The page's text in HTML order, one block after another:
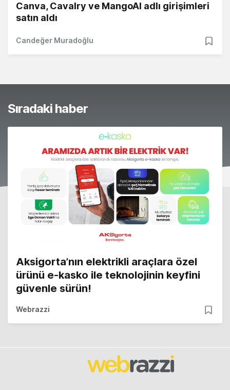
Canva, Cavalry ve MangoAI adlı girişimleri
satın aldı
Candeğer Muradoğlu
Sıradaki haber
Aksigorta’nın elektrikli araçlara özel
ürünü e-kasko ile teknolojinin keyfini
güvenle sürün!
Webrazzi